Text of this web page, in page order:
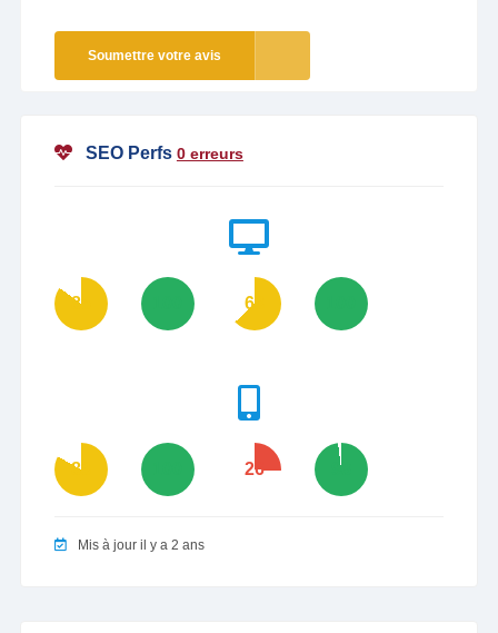
Soumettre votre avis
SEO Perfs 0 erreurs
85 63
83 26 98
Mis à jour il y a 2 ans